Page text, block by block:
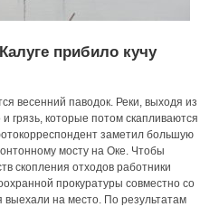
прибило кучу
весенний паводок. Реки, выходя из
грязь, которые потом скапливаются
заметил большую
мосту на Оке. Чтобы
скопления отходов работники
прокуратуры совместно со
выехали на место. По результатам